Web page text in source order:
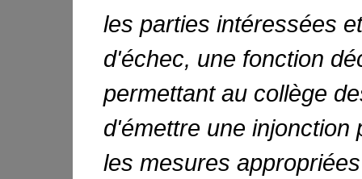
les parties intéressées
d'échec, une fonction
permettant au collège
d'émettre une injonction
les mesures